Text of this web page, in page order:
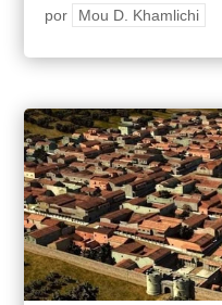
por Mou D. Khamlichi